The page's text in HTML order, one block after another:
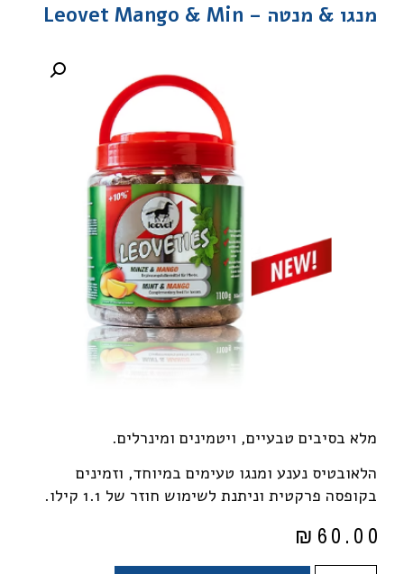
מנגו & מנטה – Leovet Mango & Min
מלא בסיבים טבעיים, ויטמינים ומינרלים.
הלאובטיס נענע ומנגו טעימים במיוחד, וזמינים
בקופסה פרקטית וניתנת לשימוש חוזר של 1.1 קילו.
₪ 60.00